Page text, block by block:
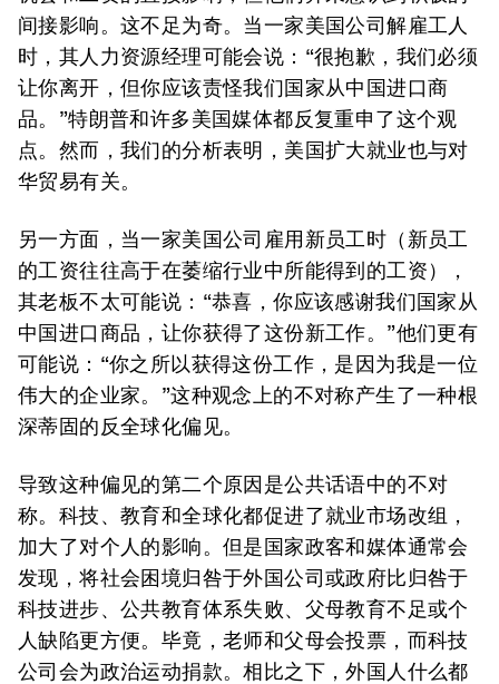
间接影响。这不足为奇。当一家美国公司解雇工人
时，其人力资源经理可能会说：“很抱歉，我们必须
让你离开，但你应该责怪我们国家从中国进口商
品。”特朗普和许多美国媒体都反复重申了这个观
点。然而，我们的分析表明，美国扩大就业也与对
华贸易有关。
另一方面，当一家美国公司雇用新员工时（新员工
的工资往往高于在萎缩行业中所能得到的工资），
其老板不太可能说：“恭喜，你应该感谢我们国家从
中国进口商品，让你获得了这份新工作。”他们更有
可能说：“你之所以获得这份工作，是因为我是一位
伟大的企业家。”这种观念上的不对称产生了一种根
深蒂固的反全球化偏见。
导致这种偏见的第二个原因是公共话语中的不对
称。科技、教育和全球化都促进了就业市场改组，
加大了对个人的影响。但是国家政客和媒体通常会
发现，将社会困境归咎于外国公司或政府比归咎于
科技进步、公共教育体系失败、父母教育不足或个
人缺陷更方便。毕竟，老师和父母会投票，而科技
公司会为政治运动捐款。相比之下，外国人什么都